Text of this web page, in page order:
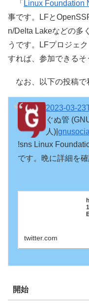
「 Linux Foundation
事です。LFと
n/Delta Lakeなどの多
うです。LFプロジェ
すれば、参加できるそ
なお、以下の投稿で
2023-03-
ぐぬ管
人)|
!sns Linux
です。晩に詳細を確
twitter.com
開始